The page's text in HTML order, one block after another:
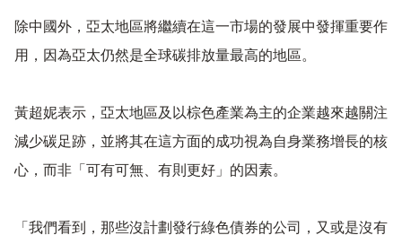
除中國外，亞太地區將繼續在這一市場的發展中發揮重要作
用，因為亞太仍然是全球碳排放量最高的地區。
黃超妮表示，亞太地區及以棕色產業為主的企業越來越關注
減少碳足跡，並將其在這方面的成功視為自身業務增長的核
心，而非「可有可無、有則更好」的因素。
「我們看到，那些沒計劃發行綠色債券的公司，又或是沒有